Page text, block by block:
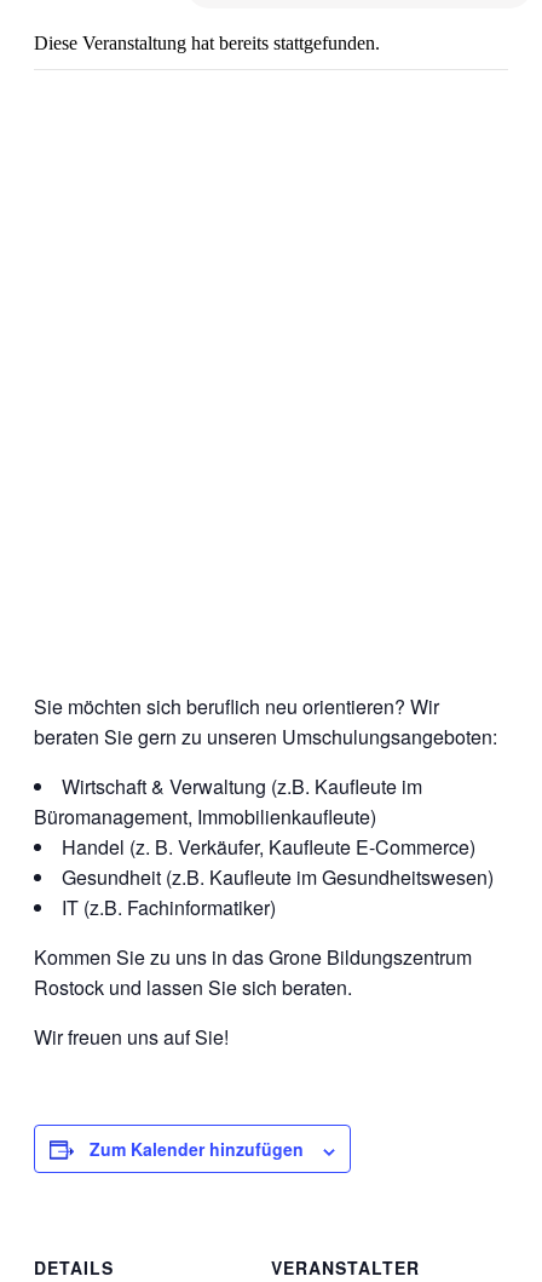
Diese Veranstaltung hat bereits stattgefunden.
Sie möchten sich beruflich neu orientieren? Wir
beraten Sie gern zu unseren Umschulungsangeboten:
Wirtschaft & Verwaltung (z.B. Kaufleute im
Büromanagement, Immobilienkaufleute)
Handel (z. B. Verkäufer, Kaufleute E-Commerce)
Gesundheit (z.B. Kaufleute im Gesundheitswesen)
IT (z.B. Fachinformatiker)
Kommen Sie zu uns in das Grone Bildungszentrum
Rostock und lassen Sie sich beraten.
Wir freuen uns auf Sie!
Zum Kalender hinzufügen
DETAILS
VERANSTALTER